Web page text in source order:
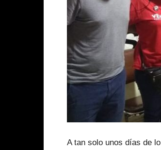
A tan solo unos días de